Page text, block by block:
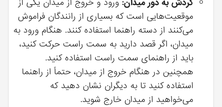
گردش به دور میدان: ورود و خروج از میدان یکی از
موقعیت‌هایی است که بسیاری از رانندگان فراموش
می‌کنند از دسته راهنما استفاده کنند. هنگام ورود به
میدان، اگر قصد دارید به سمت راست حرکت کنید،
باید از راهنمای سمت راست استفاده کنید.
همچنین در هنگام خروج از میدان، حتماً از راهنما
استفاده کنید تا به دیگران نشان دهید که
می‌خواهید از میدان خارج شوید.